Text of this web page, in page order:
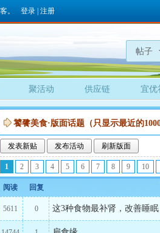
。 登录 注册
帖子
聚活动 供应链 宜优
饕餮美食·版面话题（只显示最近的
发表新贴 发布活动 刷新版面
1 2 3 4 5 6 7 8 9 10
阅读 回复
5611 0 这3种食物最补肾，改善睡